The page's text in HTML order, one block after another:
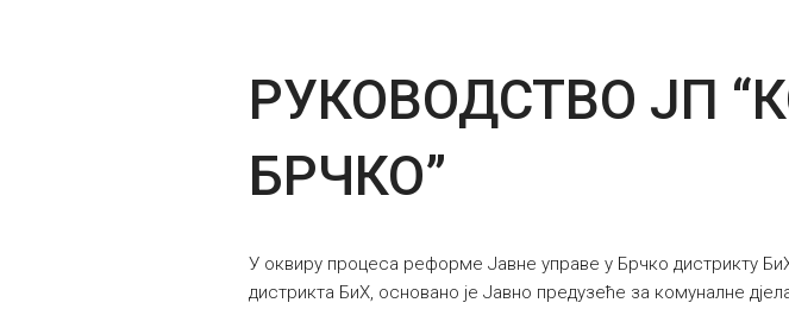
РУКОВОДСТВО ЈП
БРЧКО”
У оквиру процеса реформе Јавне управе у Брчко дистрикту
дистрикта БиХ, основано је Јавно предузеће за комуналне